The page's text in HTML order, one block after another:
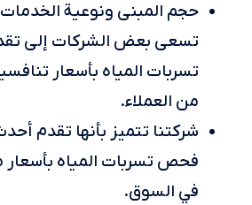
حجم المبنى ونوعية
تسعى بعض الشركات إلى
تسربات المياه بأسعار
من العملاء.
شركتنا تتميز بأنها تقدم
فحص تسربات المياه
في السوق.